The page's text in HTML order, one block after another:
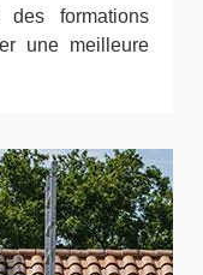
formations
une meilleure